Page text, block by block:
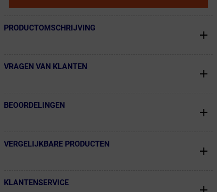
← Terug naar productnavigatie
PRODUCTOMSCHRIJVING
← Terug naar productnavigatie
VRAGEN VAN KLANTEN
← Terug naar productnavigatie
BEOORDELINGEN
← Terug naar productnavigatie
VERGELIJKBARE PRODUCTEN
← Terug naar productnavigatie
KLANTENSERVICE